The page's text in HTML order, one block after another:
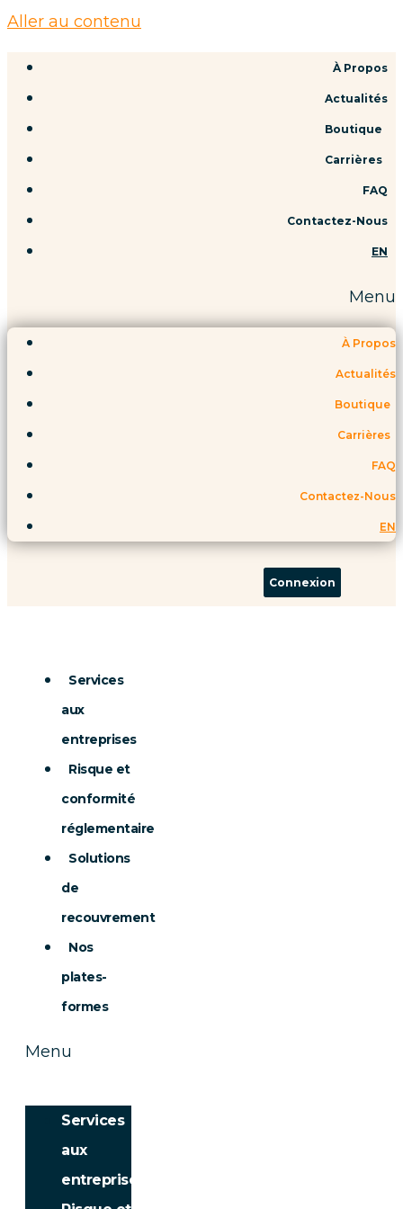
Aller au contenu
À Propos
Actualités
Boutique
Carrières
FAQ
Contactez-Nous
EN
Menu
À Propos
Actualités
Boutique
Carrières
FAQ
Contactez-Nous
EN
Connexion
Services
aux
entreprises
Risque et
conformité
réglementaire
Solutions
de
recouvrement
Nos
plates-
formes
Menu
Services
aux
entreprises